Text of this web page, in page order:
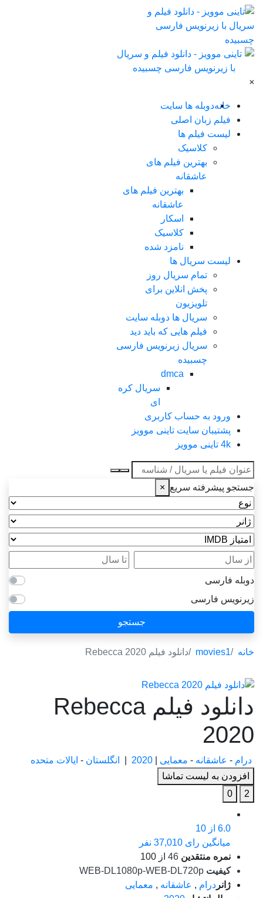
×
خانهدوبله ها سایت
فیلم زبان اصلی
لیست فیلم ها
کلاسیک
بهترین فیلم های
عاشقانه
بهترین فیلم های
عاشقانه
اسکار
کلاسیک
نامزد شده
لیست سریال ها
تمام سریال روز
پخش انلاین برای
تلویزیون
سریال ها دوبله سایت
فیلم هایی که باید دید
سریال زیرنویس فارسی
چسبیده
dmca
سریال کره
ای
ورود به حساب کاربری
پشتیبان سایت تاینی موویز
4k تاینی موویز
عنوان جستجو
جستجو پیشرفته سریع ×
نوع
ژانر
امتیاز IMDB
از سال
تا سال
دوبله فارسی
زیرنویس فارسی
جستجو
خانه movies1 دانلود فیلم Rebecca 2020
دانلود فیلم Rebecca
2020
درام - عاشقانه - معمایی 2020 انگلستان - ایالات متحده
افزودن به لیست تماشا
2
0
6.0 از 10
میانگین رای 37,010 نفر
نمره منتقدین 46 از 100
کیفیت WEB-DL1080p-WEB-DL720p
ژانر درام , عاشقانه , معمایی